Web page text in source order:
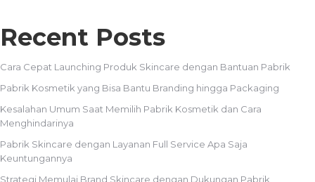
Recent Posts
Cara Cepat Launching Produk Skincare dengan Bantuan Pabrik
Pabrik Kosmetik yang Bisa Bantu Branding hingga Packaging
Kesalahan Umum Saat Memilih Pabrik Kosmetik dan Cara
Menghindarinya
Pabrik Skincare dengan Layanan Full Service Apa Saja
Keuntungannya
Strategi Memulai Brand Skincare dengan Dukungan Pabrik